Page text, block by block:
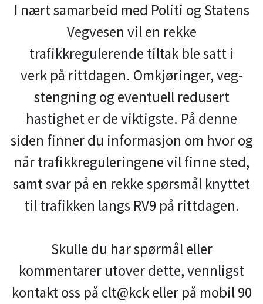
I nært samarbeid med Politi og Statens
Vegvesen vil en rekke
trafikkregulerende tiltak ble satt i
verk på rittdagen. Omkjøringer, veg-
stengning og eventuell redusert
hastighet er de viktigste. På denne
siden finner du informasjon om hvor og
når trafikkreguleringene vil finne sted,
samt svar på en rekke spørsmål knyttet
til trafikken langs RV9 på rittdagen.
Skulle du har spørmål eller
kommentarer utover dette, vennligst
kontakt oss på clt@kck eller på mobil 90